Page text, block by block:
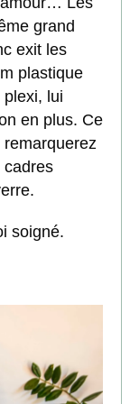
grand
exit les
plastique
lui
en plus. Ce
remarquerez
cadres
soigné.